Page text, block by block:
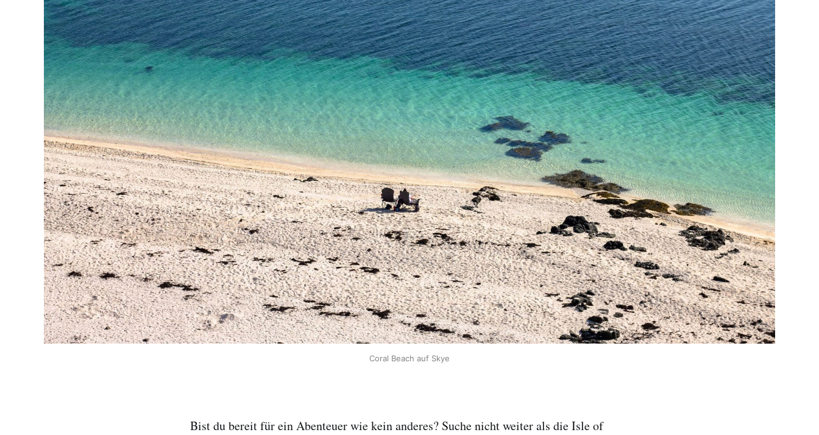
Coral Beach auf Skye
Bist du bereit für ein Abenteuer wie kein anderes? Suche nicht weiter als die Isle of